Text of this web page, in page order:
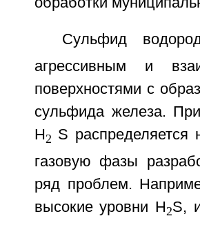
Сульфид
агрессивным и
поверхностями с
сульфида железа.
H2 S
газовую фазы
ряд проблем.
высокие уровни H2S,